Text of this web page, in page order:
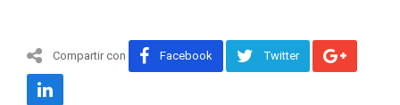
Compartir con Facebook Twitter